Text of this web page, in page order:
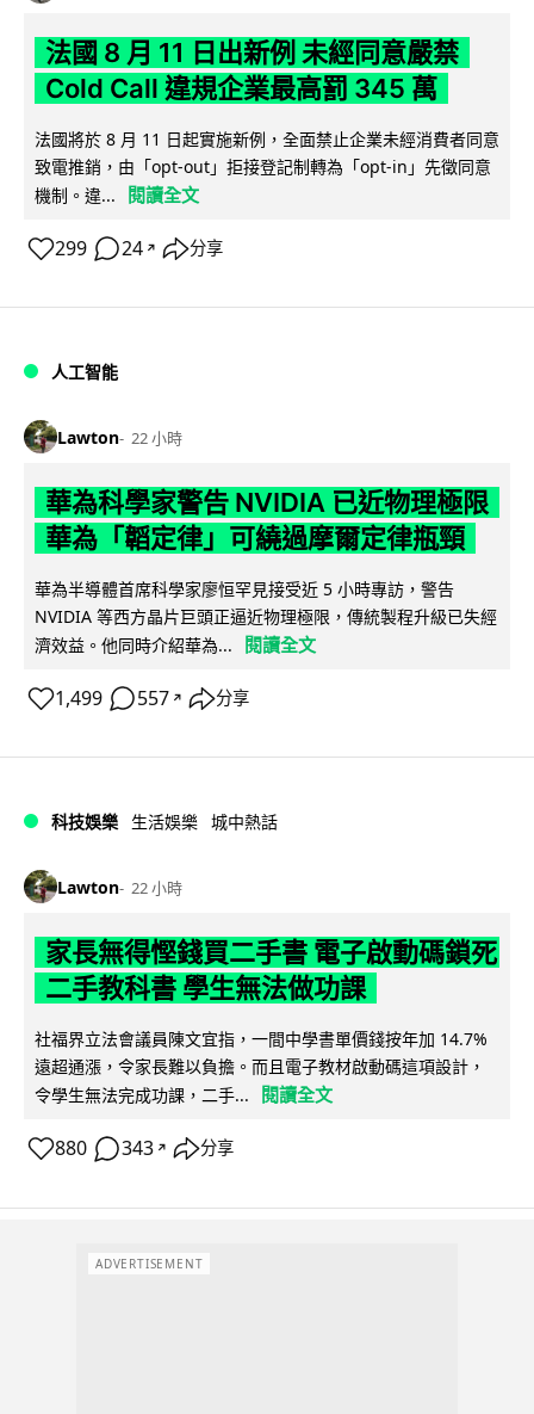
法國 8 月 11 日出新例 未經同意嚴禁
Cold Call 違規企業最高罰 345 萬
法國將於 8 月 11 日起實施新例，全面禁止企業未經消費者同意
致電推銷，由「opt-out」拒接登記制轉為「opt-in」先徵同意
機制。違...
閱讀全文
299 24 ↗ 分享
人工智能
Lawton 22 小時
華為科學家警告 NVIDIA 已近物理極限
華為「韜定律」可繞過摩爾定律瓶頸
華為半導體首席科學家廖恒罕見接受近 5 小時專訪，警告
NVIDIA 等西方晶片巨頭正逼近物理極限，傳統製程升級已失經
濟效益。他同時介紹華為...
閱讀全文
1,499 557 ↗ 分享
科技娛樂 生活娛樂 城中熱話
Lawton 22 小時
家長無得慳錢買二手書 電子啟動碼鎖死
二手教科書 學生無法做功課
社福界立法會議員陳文宜指，一間中學書單價錢按年加 14.7%
遠超通漲，令家長難以負擔。而且電子教材啟動碼這項設計，
令學生無法完成功課，二手...
閱讀全文
880 343 ↗ 分享
ADVERTISEMENT